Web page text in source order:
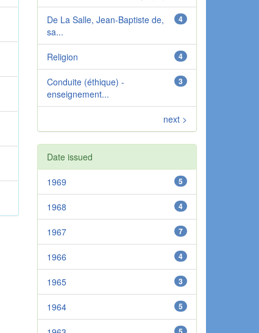
4
De La Salle, Jean-Baptiste de,
sa...
4
Religion
3
Conduite (éthique) -
enseignement...
next >
Date issued
5
1969
4
1968
7
1967
4
1966
3
1965
5
1964